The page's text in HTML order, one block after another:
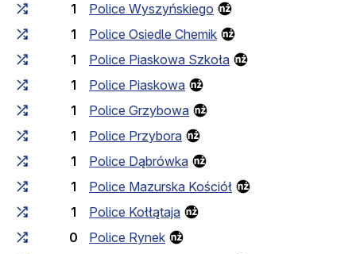
1
Police Wyszyńskiego
1
Police Osiedle Chemik
1
Police Piaskowa Szkoła
1
Police Piaskowa
1
Police Grzybowa
1
Police Przybora
1
Police Dąbrówka
1
Police Mazurska Kościół
1
Police Kołłątaja
0
Police Rynek